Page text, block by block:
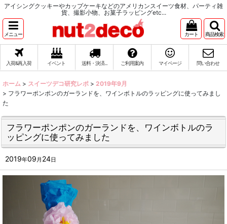
アイシングクッキーやカップケーキなどのアメリカンスイーツ食材、パーティ雑
貨、撮影小物、お菓子ラッピングetc...
メニュー カート 商品検索
入荷&再入荷 イベント 送料・決済... ご利用案内 マイページ 問い合わせ
ホーム > スイーツデコ研究レポ > 2019年9月
> フラワーポンポンのガーランドを、ワインボトルのラッピングに使ってみまし
た
フラワーポンポンのガーランドを、ワインボトルのラ
ッピングに使ってみました
2019年09 月 24日